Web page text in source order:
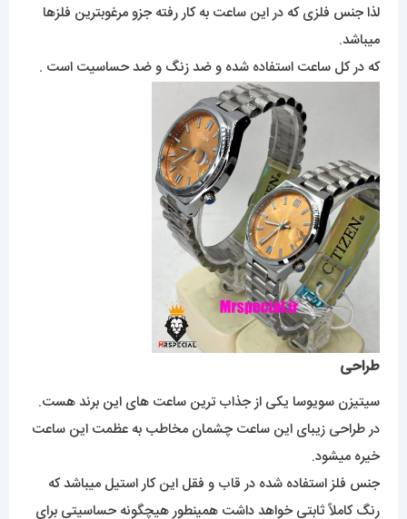
لذا جنس فلزی که در این ساعت به کار رفته جزو مرغوبترین فلزها
میباشد.
که در کل ساعت استفاده شده و ضد زنگ و ضد حساسیت است .
طراحی
سیتیزن سویوسا یکی از جذاب ترین ساعت های این برند هست.
در طراحی زیبای این ساعت چشمان مخاطب به عظمت این ساعت
خیره میشود.
جنس فلز استفاده شده در قاب و فقل این کار استیل میباشد که
رنگ کاملاً ثابتی خواهد داشت همینطور هیچگونه حساسیتی برای